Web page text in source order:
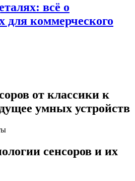
всё о
коммерческого
от классики к
умных устройств
сенсоров и их